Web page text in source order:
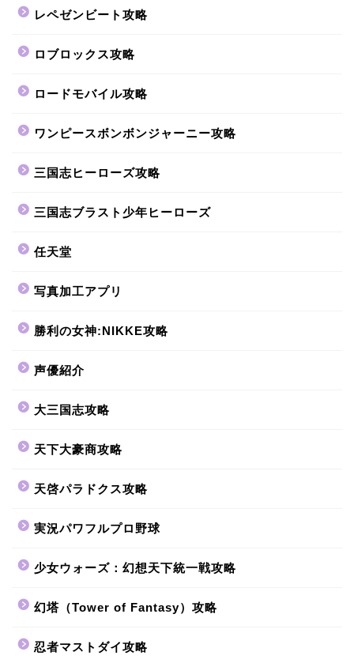
レペゼンビート攻略
ロブロックス攻略
ロードモバイル攻略
ワンピースボンボンジャーニー攻略
三国志ヒーローズ攻略
三国志ブラスト少年ヒーローズ
任天堂
写真加工アプリ
勝利の女神:NIKKE攻略
声優紹介
大三国志攻略
天下大豪商攻略
天啓パラドクス攻略
実況パワフルプロ野球
少女ウォーズ：幻想天下統一戦攻略
幻塔（Tower of Fantasy）攻略
忍者マストダイ攻略